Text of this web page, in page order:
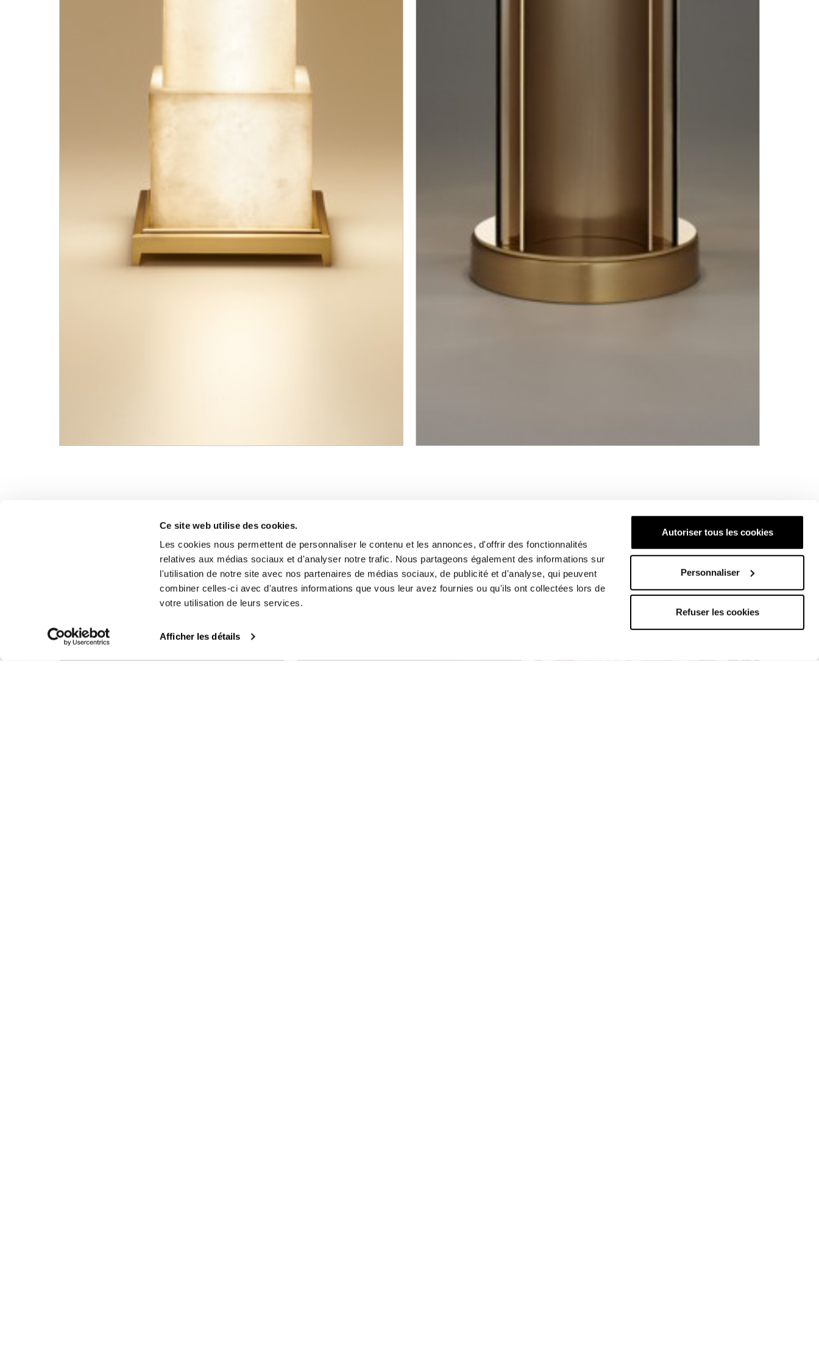
Ce site web utilise des cookies.
Les cookies nous permettent de personnaliser le contenu et les annonces, d'offrir des fonctionnalités
relatives aux médias sociaux et d'analyser notre trafic. Nous partageons également des informations sur
l'utilisation de notre site avec nos partenaires de médias sociaux, de publicité et d'analyse, qui peuvent
combiner celles-ci avec d'autres informations que vous leur avez fournies ou qu'ils ont collectées lors de
votre utilisation de leurs services.
Afficher les détails
Autoriser tous les cookies
Personnaliser
Refuser les cookies